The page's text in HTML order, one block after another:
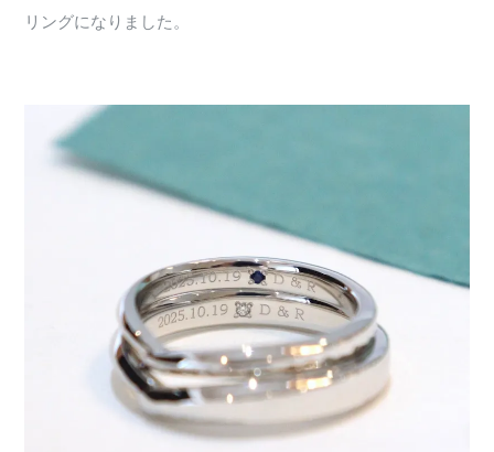
リングになりました。